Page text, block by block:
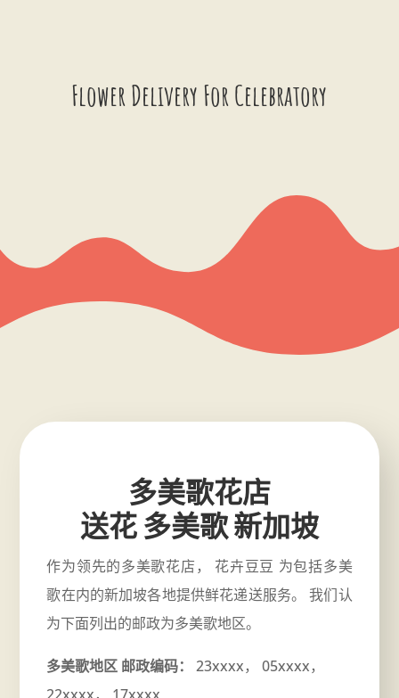
Flower Delivery For Celebratory
多美歌花店
送花 多美歌 新加坡
作为领先的多美歌花店， 花卉豆豆 为包括多美
歌在内的新加坡各地提供鲜花递送服务。 我们认
为下面列出的邮政为多美歌地区。
多美歌地区 邮政编码：
23xxxx， 05xxxx，
22xxxx， 17xxxx